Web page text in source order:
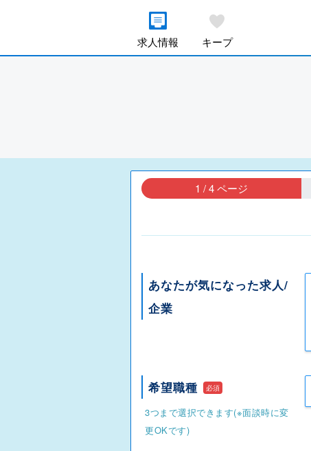
求人情報 キープ
1 / 4 ページ
あなたが気になった求人/
企業
希望職種 必須
3つまで選択できます(※面談時に変
更OKです)